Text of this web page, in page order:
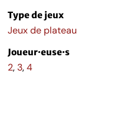
Type de jeux
Jeux de plateau
Joueur·euse·s
2, 3,4